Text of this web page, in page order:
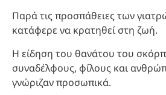
Παρά τις προσπάθειες των
κατάφερε να κρατηθεί στη ζωή.
Η είδηση του θανάτου του
συναδέλφους, φίλους και
γνώριζαν προσωπικά.